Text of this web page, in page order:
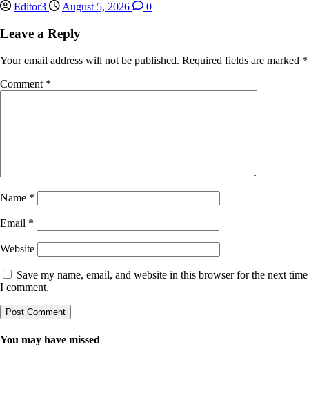
Editor3 August 5, 2026 0
Leave a Reply
Your email address will not be published. Required fields are marked *
Comment *
Name *
Email *
Website
Save my name, email, and website in this browser for the next time
I comment.
You may have missed